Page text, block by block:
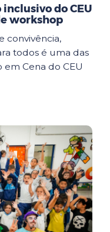
do CEU
workshop
convivência,
todos é uma das
Cena do CEU